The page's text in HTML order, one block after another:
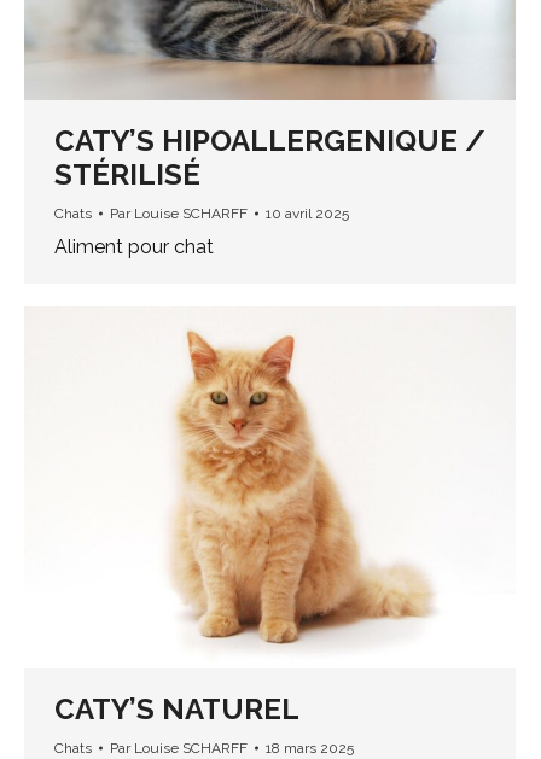
CATY’S HIPOALLERGENIQUE /
STÉRILISÉ
Chats Par Louise SCHARFF 10 avril 2025
Aliment pour chat
CATY’S NATUREL
Chats Par Louise SCHARFF 18 mars 2025